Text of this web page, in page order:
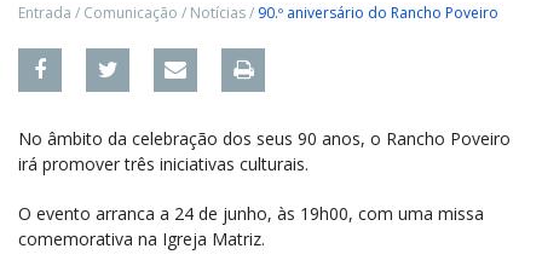
Entrada / Comunicação / Notícias/ 90.º aniversário do Rancho Poveiro
No âmbito da celebração dos seus 90 anos, o Rancho Poveiro
irá promover três iniciativas culturais.
O evento arranca a 24 de junho, às 19h00, com uma missa
comemorativa na Igreja Matriz.